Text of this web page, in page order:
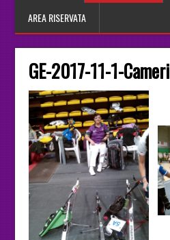
AREA RISERVATA
GE-2017-11-1-Cameri